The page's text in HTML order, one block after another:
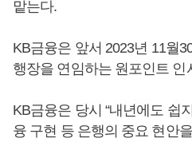
맡는다.
KB금융은 앞서 2023년 11월
행장을 연임하는 원포인트 인
KB금융은 당시 “내년에도 쉽
융 구현 등 은행의 중요 현안